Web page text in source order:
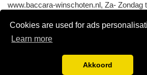
Cookies are used for ads
Learn more
Akkoord
www.baccara-winschoten.nl, Za- Zondag
vanaf 20:00 uur, za- zondag telefonischt
uur